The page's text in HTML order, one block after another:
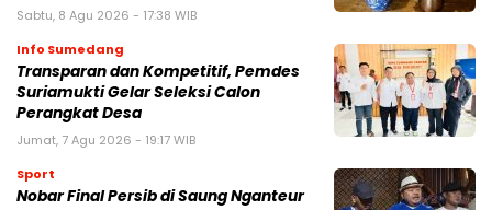
Sabtu, 8 Agu 2026 - 17:38 WIB
Info Sumedang
Transparan dan Kompetitif, Pemdes
Suriamukti Gelar Seleksi Calon
Perangkat Desa
Jumat, 7 Agu 2026 - 19:17 WIB
Sport
Nobar Final Persib di Saung Nganteur